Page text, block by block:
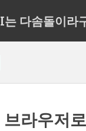
다솜돌이라
라우저